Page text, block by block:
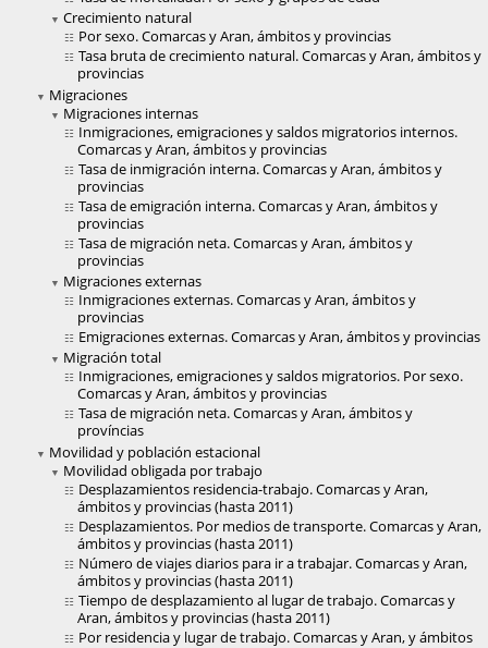
Crecimiento natural
Por sexo. Comarcas y Aran, ámbitos y provincias
Tasa bruta de crecimiento natural. Comarcas y Aran, ámbitos y
provincias
Migraciones
Migraciones internas
Inmigraciones, emigraciones y saldos migratorios internos.
Comarcas y Aran, ámbitos y provincias
Tasa de inmigración interna. Comarcas y Aran, ámbitos y
provincias
Tasa de emigración interna. Comarcas y Aran, ámbitos y
provincias
Tasa de migración neta. Comarcas y Aran, ámbitos y
provincias
Migraciones externas
Inmigraciones externas. Comarcas y Aran, ámbitos y
provincias
Emigraciones externas. Comarcas y Aran, ámbitos y provincias
Migración total
Inmigraciones, emigraciones y saldos migratorios. Por sexo.
Comarcas y Aran, ámbitos y provincias
Tasa de migración neta. Comarcas y Aran, ámbitos y
províncias
Movilidad y población estacional
Movilidad obligada por trabajo
Desplazamientos residencia-trabajo. Comarcas y Aran,
ámbitos y provincias (hasta 2011)
Desplazamientos. Por medios de transporte. Comarcas y Aran,
ámbitos y provincias (hasta 2011)
Número de viajes diarios para ir a trabajar. Comarcas y Aran,
ámbitos y provincias (hasta 2011)
Tiempo de desplazamiento al lugar de trabajo. Comarcas y
Aran, ámbitos y provincias (hasta 2011)
Por residencia y lugar de trabajo. Comarcas y Aran, y ámbitos